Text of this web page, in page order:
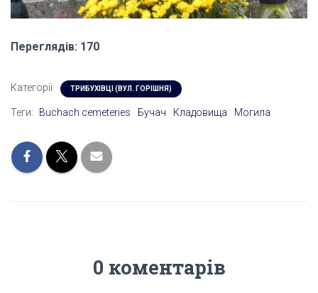
Переглядів: 170
Категорії: ТРИБУХІВЦІ (ВУЛ. ГОРІШНЯ)
Теги: Buchach cemeteries Бучач Кладовища Могила
0 коментарів